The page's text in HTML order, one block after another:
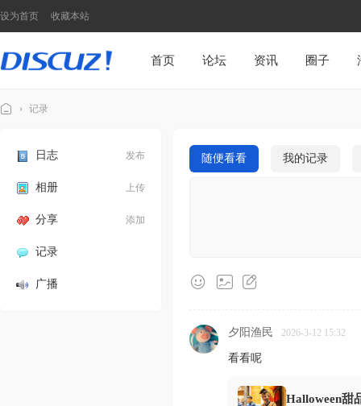
设为首页 收藏本站
首页 论坛 资讯 圈子
› 记录
发布
日志
上传
相册
添加
分享
记录
广播
随便看看 我的记录
夕阳渔民 2026-3-12 15:32
看看呢
Halloween甜